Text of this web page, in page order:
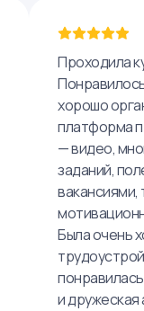
Проходила
хорошо
платформа
— видео,
заданий,
вакансиями,
Была очень
и